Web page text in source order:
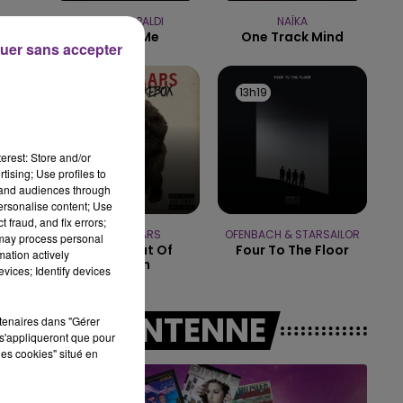
15h00 - 19h00
LE CLUB CHAMPAGNE FM
LEWIS CAPALDI
Forget Me
NAÏKA
One Track Mind
BRUNO MARS
Locked Out Of
Heaven
13h19
13h19
OFENBACH & STARSAILOR
Four To The Floor
A L'ANTENNE
Store and/or
Use profiles to
audiences through
content; Use
fraud, and fix errors;
process personal
actively
Identify devices
dans "Gérer
que pour
cookies" situé en
sans accepter